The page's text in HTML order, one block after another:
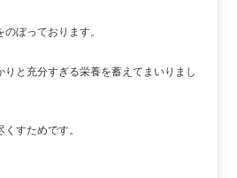
ぼっております。
りと充分すぎる栄養を蓄えてまいりまし
すためです。